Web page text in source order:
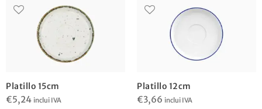
Platillo 15cm
€5,24 inclui IVA
Platillo 12cm
€3,66 inclui IVA